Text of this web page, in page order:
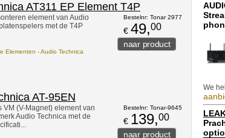
AT311 EP Element T4P
element van Audio
met de T4P
Elementen - Audio Technica
Bestelnr: Tonar 2977
€ 49,00
AT-95EN
VM (V-Magnet) element van
Audio Technica met de
Bestelnr: Tonar-9645
€ 139,00
We